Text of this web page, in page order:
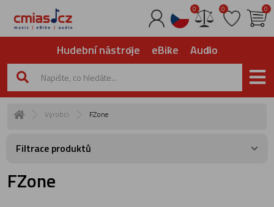
0 0 0
Hudební nástroje eBike Audio
Výrobci FZone
Filtrace produktů
FZone